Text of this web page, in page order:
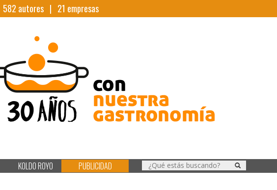
582 autores | 21 empresas
KOLDO ROYO PUBLICIDAD